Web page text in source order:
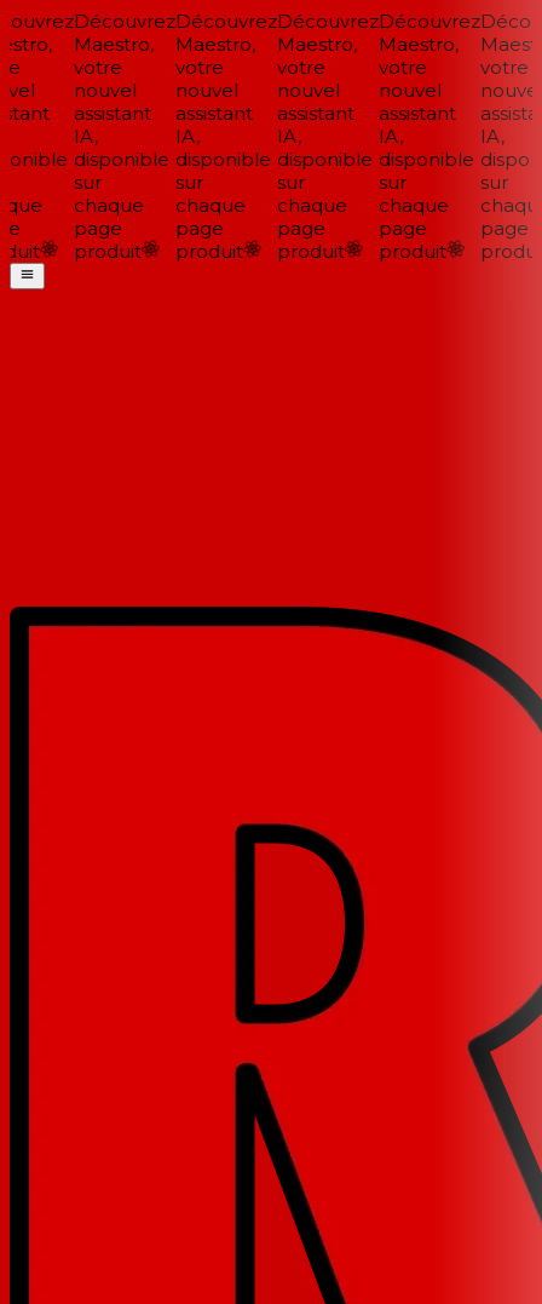
Découvrez
Maestro,
votre
nouvel
assistant
IA,
disponible
sur
chaque
page
produit
Découvrez
Maestro,
votre
nouvel
assistant
IA,
disponible
sur
chaque
page
produit
Découvrez
Maestro,
votre
nouvel
assistant
IA,
disponible
sur
chaque
page
produit
Découvrez
Maestro,
votre
nouvel
assistant
IA,
disponible
sur
chaque
page
produit
votre
nouvel
IA,
sur
chaque
page
produit